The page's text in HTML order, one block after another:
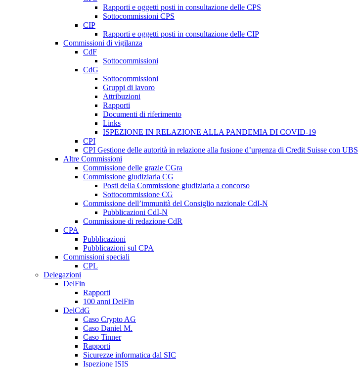
Rapporti e oggetti posti in consultazione delle CPS
Sottocommissioni CPS
CIP
Rapporti e oggetti posti in consultazione delle CIP
Commissioni di vigilanza
CdF
Sottocommissioni
CdG
Sottocommissioni
Gruppi di lavoro
Attribuzioni
Rapporti
Documenti di riferimento
Links
ISPEZIONE IN RELAZIONE ALLA PANDEMIA DI COVID-19
CPI
CPI Gestione delle autorità in relazione alla fusione d’urgenza di Credit Suisse con UBS
Altre Commissioni
Commissione delle grazie CGra
Commissione giudiziaria CG
Posti della Commissione giudiziaria a concorso
Sottocommissione CG
Commissione dell’immunità del Consiglio nazionale CdI-N
Pubblicazioni CdI-N
Commissione di redazione CdR
CPA
Pubblicazioni
Pubblicazioni sul CPA
Commissioni speciali
CPL
Delegazioni
DelFin
Rapporti
100 anni DelFin
DelCdG
Caso Crypto AG
Caso Daniel M.
Caso Tinner
Rapporti
Sicurezze informatica dal SIC
Ispezione ISIS